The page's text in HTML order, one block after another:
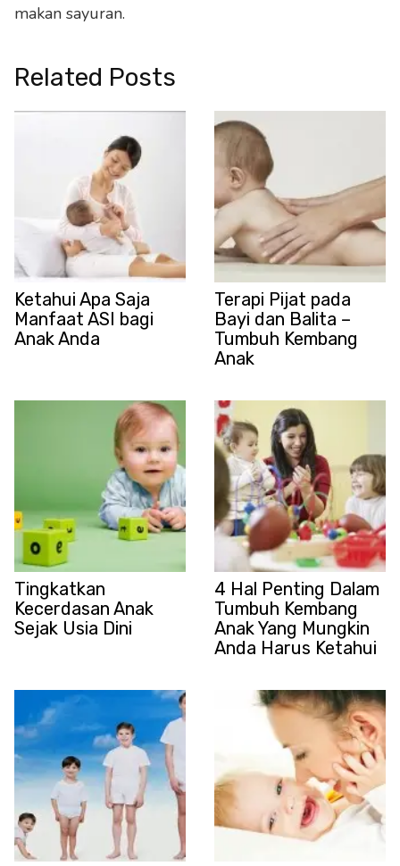
makan sayuran.
Related Posts
Ketahui Apa Saja
Manfaat ASI bagi
Anak Anda
Terapi Pijat pada
Bayi dan Balita –
Tumbuh Kembang
Anak
Tingkatkan
Kecerdasan Anak
Sejak Usia Dini
4 Hal Penting Dalam
Tumbuh Kembang
Anak Yang Mungkin
Anda Harus Ketahui